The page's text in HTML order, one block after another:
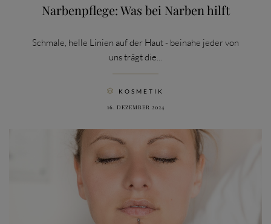
Narbenpflege: Was bei Narben hilft
Schmale, helle Linien auf der Haut - beinahe jeder von
uns trägt die...
 KOSMETIK
16. DEZEMBER 2024